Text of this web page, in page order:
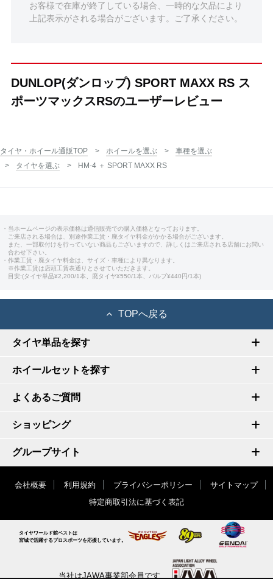
お客様で在庫が終了している場合、一時的な欠品により
上記表示がされる場合がございます。ご了承ください。
DUNLOP(ダンロップ) SPORT MAXX RS ス
ポーツマックスRSのユーザーレビュー
タイヤ・ホイール通販TOP ホイールを選ぶ
車種を選ぶ
タイヤを選ぶ
HM-4 ＋ SPORT MAXX RS
・当ホームページの表示価格は通信販売での購入価格となっております。
ご来店される場合は、別途作業工賃・廃タイヤ料金がかかる場合がございます。
また、一部取付けを行っていない商品もございますので、詳しくはご来店される店舗にお問い
合わせ下さい。
・作業工賃・廃タイヤ料金は、サイズ・車種により異なります。
※作業工賃は店頭工賃表通りとさせていただきます。
目安:(タイヤ単品¥2,200/1本、廃タイヤ¥550/1本、バルブ¥440円/1本)
TOPへ戻る
タイヤ単品を探す
ホイールセットを探す
よくあるご質問
ショッピング
グループサイト
会社概要 利用規約 プライバシーポリシー
サイトマップ
特定商取引法に基づく表記
タイヤワールド館ベストは
宮城で活躍するプロスポーツを応援しています。
当社はJAWA事業部会員です